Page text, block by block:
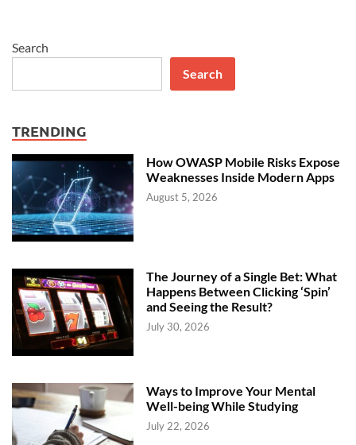
Search
Search
TRENDING
How OWASP Mobile Risks Expose
Weaknesses Inside Modern Apps
August 5, 2026
The Journey of a Single Bet: What
Happens Between Clicking ‘Spin’
and Seeing the Result?
July 30, 2026
Ways to Improve Your Mental
Well-being While Studying
July 22, 2026